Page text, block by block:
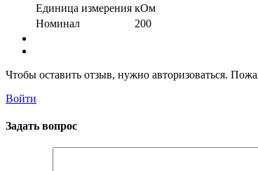
Единица измерения кОм
Номинал
200
Чтобы оставить отзыв, нужно авторизоваться.
Войти
Задать вопрос